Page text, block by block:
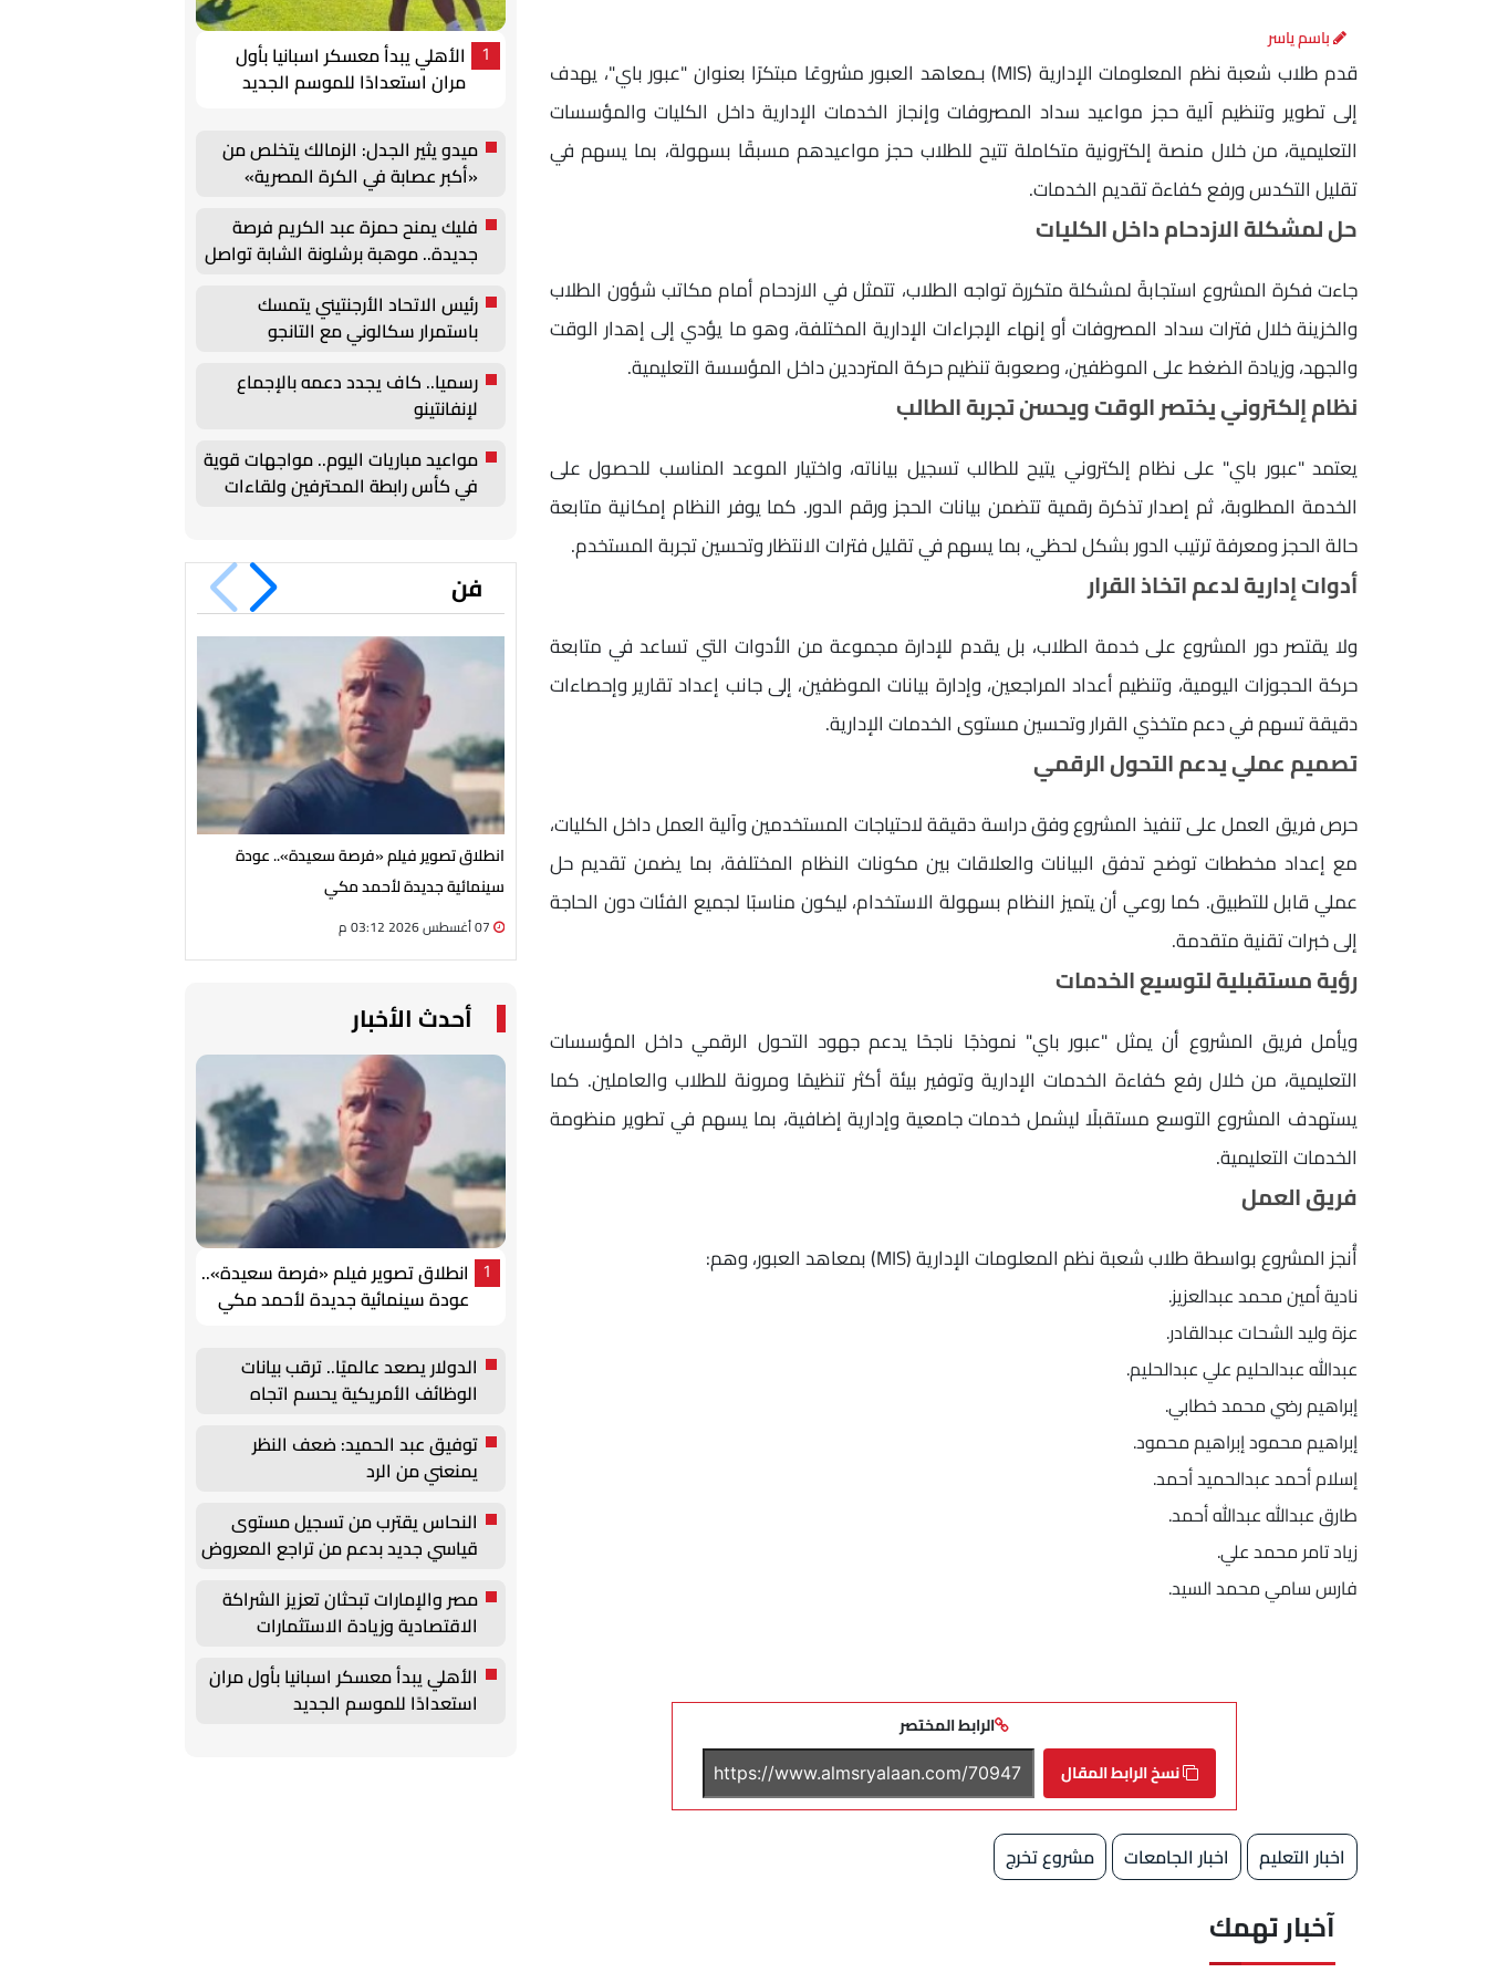
باسم ياسر
قدم طلاب شعبة نظم المعلومات الإدارية (MIS) بـمعاهد العبور مشروعًا مبتكرًا بعنوان "عبور باي"، يهدف
إلى تطوير وتنظيم آلية حجز مواعيد سداد المصروفات وإنجاز الخدمات الإدارية داخل الكليات والمؤسسات
التعليمية، من خلال منصة إلكترونية متكاملة تتيح للطلاب حجز مواعيدهم مسبقًا بسهولة، بما يسهم في
تقليل التكدس ورفع كفاءة تقديم الخدمات.
حل لمشكلة الازدحام داخل الكليات
جاءت فكرة المشروع استجابةً لمشكلة متكررة تواجه الطلاب، تتمثل في الازدحام أمام مكاتب شؤون الطلاب
والخزينة خلال فترات سداد المصروفات أو إنهاء الإجراءات الإدارية المختلفة، وهو ما يؤدي إلى إهدار الوقت
والجهد، وزيادة الضغط على الموظفين، وصعوبة تنظيم حركة المترددين داخل المؤسسة التعليمية.
نظام إلكتروني يختصر الوقت ويحسن تجربة الطالب
يعتمد "عبور باي" على نظام إلكتروني يتيح للطالب تسجيل بياناته، واختيار الموعد المناسب للحصول على
الخدمة المطلوبة، ثم إصدار تذكرة رقمية تتضمن بيانات الحجز ورقم الدور. كما يوفر النظام إمكانية متابعة
حالة الحجز ومعرفة ترتيب الدور بشكل لحظي، بما يسهم في تقليل فترات الانتظار وتحسين تجربة المستخدم.
أدوات إدارية لدعم اتخاذ القرار
ولا يقتصر دور المشروع على خدمة الطلاب، بل يقدم للإدارة مجموعة من الأدوات التي تساعد في متابعة
حركة الحجوزات اليومية، وتنظيم أعداد المراجعين، وإدارة بيانات الموظفين، إلى جانب إعداد تقارير وإحصاءات
دقيقة تسهم في دعم متخذي القرار وتحسين مستوى الخدمات الإدارية.
تصميم عملي يدعم التحول الرقمي
حرص فريق العمل على تنفيذ المشروع وفق دراسة دقيقة لاحتياجات المستخدمين وآلية العمل داخل الكليات،
مع إعداد مخططات توضح تدفق البيانات والعلاقات بين مكونات النظام المختلفة، بما يضمن تقديم حل
عملي قابل للتطبيق. كما روعي أن يتميز النظام بسهولة الاستخدام، ليكون مناسبًا لجميع الفئات دون الحاجة
إلى خبرات تقنية متقدمة.
رؤية مستقبلية لتوسيع الخدمات
ويأمل فريق المشروع أن يمثل "عبور باي" نموذجًا ناجحًا يدعم جهود التحول الرقمي داخل المؤسسات
التعليمية، من خلال رفع كفاءة الخدمات الإدارية وتوفير بيئة أكثر تنظيمًا ومرونة للطلاب والعاملين. كما
يستهدف المشروع التوسع مستقبلًا ليشمل خدمات جامعية وإدارية إضافية، بما يسهم في تطوير منظومة
الخدمات التعليمية.
فريق العمل
أُنجز المشروع بواسطة طلاب شعبة نظم المعلومات الإدارية (MIS) بمعاهد العبور، وهم:
نادية أمين محمد عبدالعزيز.
عزة وليد الشحات عبدالقادر.
عبدالله عبدالحليم علي عبدالحليم.
إبراهيم رضي محمد خطابي.
إبراهيم محمود إبراهيم محمود.
إسلام أحمد عبدالحميد أحمد.
طارق عبدالله عبدالله أحمد.
زياد تامر محمد علي.
فارس سامي محمد السيد.
الرابط المختصر
نسخ الرابط المقال
اخبار التعليم اخبار الجامعات مشروع تخرج
آخبار تهمك
1
الأهلي يبدأ معسكر اسبانيا بأول
مران استعدادًا للموسم الجديد
ميدو يثير الجدل: الزمالك يتخلص من
«أكبر عصابة في الكرة المصرية»
فليك يمنح حمزة عبد الكريم فرصة
جديدة.. موهبة برشلونة الشابة تواصل
رئيس الاتحاد الأرجنتيني يتمسك
باستمرار سكالوني مع التانجو
رسميا.. كاف يجدد دعمه بالإجماع
لإنفانتينو
مواعيد مباريات اليوم.. مواجهات قوية
في كأس رابطة المحترفين ولقاءات
ودية مرتقبة
فن
انطلاق تصوير فيلم «فرصة سعيدة».. عودة
سينمائية جديدة لأحمد مكي
أحدث الأخبار
1
انطلاق تصوير فيلم «فرصة سعيدة»..
عودة سينمائية جديدة لأحمد مكي
الدولار يصعد عالميًا.. ترقب بيانات
الوظائف الأمريكية يحسم اتجاه
توفيق عبد الحميد: ضعف النظر
يمنعني من الرد
النحاس يقترب من تسجيل مستوى
قياسي جديد بدعم من تراجع المعروض
مصر والإمارات تبحثان تعزيز الشراكة
الاقتصادية وزيادة الاستثمارات
الأهلي يبدأ معسكر اسبانيا بأول مران
استعدادًا للموسم الجديد